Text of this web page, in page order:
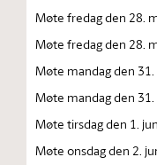
Møte fredag den 28.
Møte fredag den 28.
Møte mandag den 31.
Møte mandag den 31.
Møte tirsdag den 1.
Møte onsdag den 2.